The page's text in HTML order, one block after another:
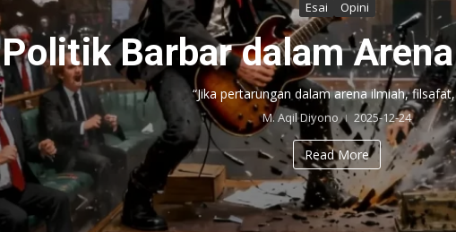
Esai Opini
Politik Barbar dalam
“Jika pertarungan dalam arena ilmiah,
M. Aqil Diyono 2025-12-24
Read More